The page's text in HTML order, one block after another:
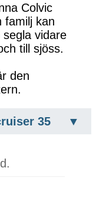
Colvic
familj kan
vidare
till sjöss.
den
35